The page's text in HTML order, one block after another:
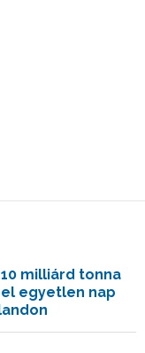
milliárd tonna
egyetlen nap